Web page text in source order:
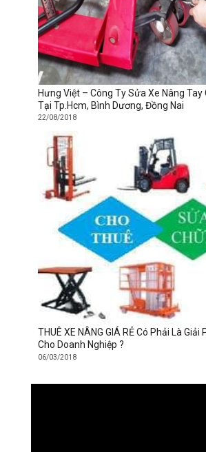
Hưng Việt – Công Ty Sửa Xe Nâng Tay
Tại Tp.Hcm, Bình Dương, Đồng Nai
22/08/2018
THUÊ XE NÂNG GIÁ RẺ Có Phải Là Giải
Cho Doanh Nghiệp ?
06/03/2018